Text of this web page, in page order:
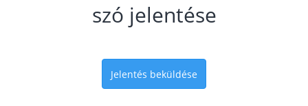
szó jelentése
Jelentés beküldése